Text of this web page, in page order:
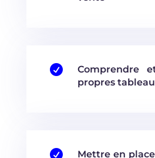

Comprendre
propres

Mettre en